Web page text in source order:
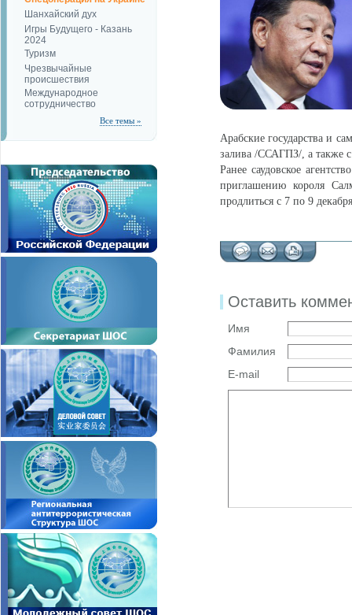
Шанхайский дух
Игры Будущего - Казань
2024
Туризм
Чрезвычайные
происшествия
Международное
сотрудничество
Все темы »
Арабские государства и
залива /ССАГПЗ/, а также
Ранее саудовское
приглашению короля
продлиться с 7 по 9
Оставить
Имя
Фамилия
E-mail